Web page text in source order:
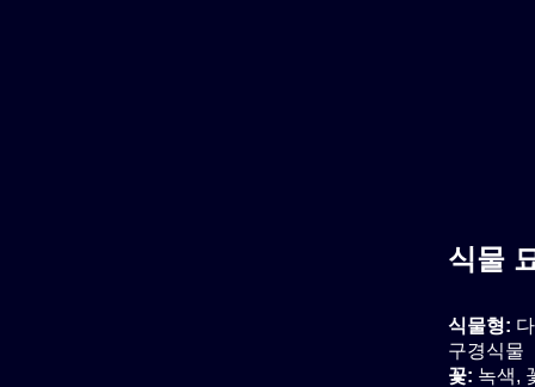
식물
식물형:
구경식물
꽃: 녹색,